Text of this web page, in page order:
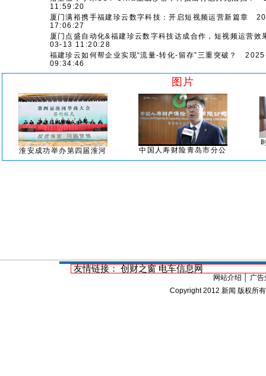
11:59:20
厦门满裕携手福建珍云数字科技：开启短视频运营新篇章
17:06:27
厦门点盛自动化&福建珍云数字科技达成合作，短视频运营效
03-13 11:20:28
福建珍云如何帮企业实现“流量-转化-留存”三重突破？
09:34:46
图片
淮安成功举办第四届淮河 中国人寿财险青岛市分公
友情链接： 创财之窗 电车信息网
网站介绍
广告
Copyright 2012 新闻 版权所